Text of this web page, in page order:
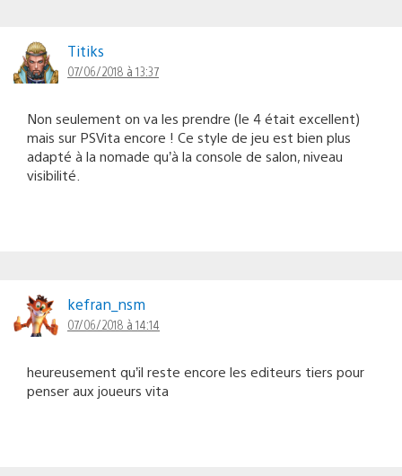
Titiks
07/06/2018 à 13:37
Non seulement on va les prendre (le 4 était excellent)
mais sur PSVita encore ! Ce style de jeu est bien plus
adapté à la nomade qu’à la console de salon, niveau
visibilité.
kefran_nsm
07/06/2018 à 14:14
heureusement qu’il reste encore les editeurs tiers pour
penser aux joueurs vita